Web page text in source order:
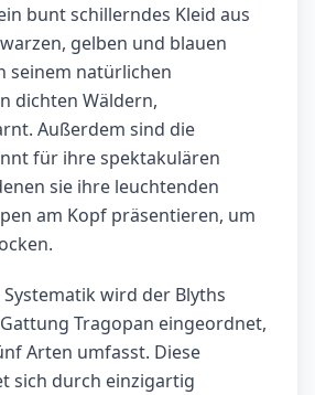
bunt schillerndes Kleid aus
gelben und blauen
seinem natürlichen
dichten Wäldern,
Außerdem sind die
für ihre spektakulären
sie ihre leuchtenden
am Kopf präsentieren, um
wird der Blyths
Tragopan eingeordnet,
Arten umfasst. Diese
sich durch einzigartig